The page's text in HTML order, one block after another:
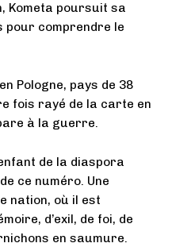
Kometa poursuit sa
pour comprendre le
Pologne, pays de 38
fois rayé de la carte en
à la guerre.
de la diaspora
ce numéro. Une
nation, où il est
d’exil, de foi, de
en saumure.